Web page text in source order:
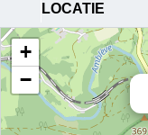
LOCATIE
+
−